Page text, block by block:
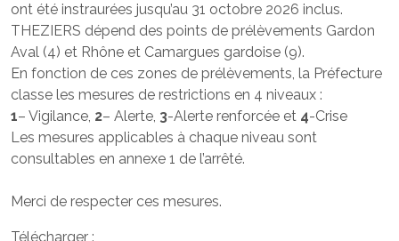
ont été instraurées jusqu’au 31 octobre 2026 inclus.
THEZIERS dépend des points de prélèvements Gardon
Aval (4) et Rhône et Camargues gardoise (9).
En fonction de ces zones de prélèvements, la Préfecture
classe les mesures de restrictions en 4 niveaux :
1– Vigilance, 2– Alerte, 3-Alerte renforcée et 4-Crise
Les mesures applicables à chaque niveau sont
consultables en annexe 1 de l’arrêté.
Merci de respecter ces mesures.
Télécharger :